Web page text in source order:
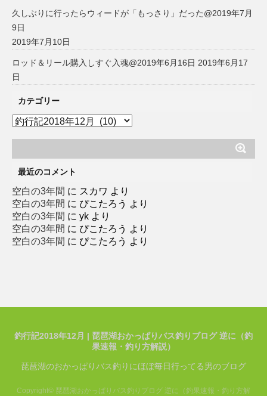
久しぶりに行ったらウィードが「もっさり」だった@2019年7月
9日
2019年7月10日
ロッド＆リール購入しすぐ入魂@2019年6月16日 2019年6月17
日
カテゴリー
カ
リ
ー最近のコメント
空白の3年間 に スカワ より
空白の3年間 に ぴこたろう より
空白の3年間 に yk より
空白の3年間 に ぴこたろう より
空白の3年間 に ぴこたろう より
釣行記2018年12月 | 琵琶湖おかっぱりバス釣りブログ 逆に（釣
果速報・釣り方解説）
琵琶湖のおかっぱりバス釣りにほぼ毎日行ってる男のブログ
Copyright© 琵琶湖おかっぱりバス釣りブログ 逆に（釣果速報・釣り方解